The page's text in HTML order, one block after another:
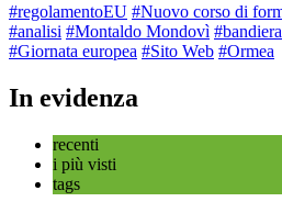
#regolamentoEU #Nuovo corso di
#analisi #Montaldo Mondovì
#Giornata europea #Sito Web #Ormea
In evidenza
recenti
i più visti
tags